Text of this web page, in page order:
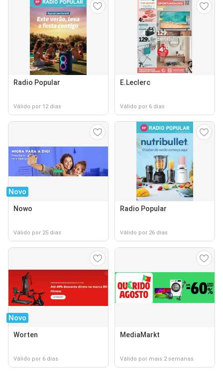
Radio Popular
Válido por 12 dias
E.Leclerc
Válido por 6 dias
Novo
Nowo
Válido por 25 dias
Radio Popular
Válido por 26 dias
Novo
Worten
Válido por 6 dias
MediaMarkt
Válido por mais 2 semanas